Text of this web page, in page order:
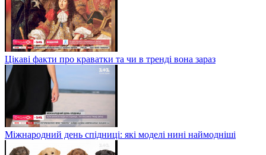
Цікаві факти про краватки та чи в тренді вона зараз
Міжнародний день спідниці: які моделі нині наймодніші